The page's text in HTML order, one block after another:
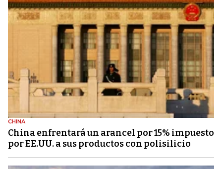
CHINA
China enfrentará un arancel por 15% impuesto
por EE.UU. a sus productos con polisilicio